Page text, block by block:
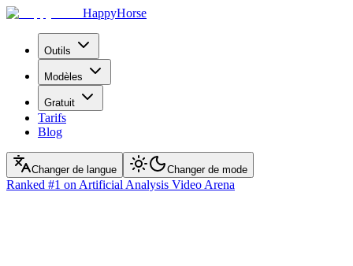
HappyHorse
Outils
Modèles
Gratuit
Tarifs
Blog
Changer de langue Changer de mode
Ranked #1 on Artificial Analysis Video Arena